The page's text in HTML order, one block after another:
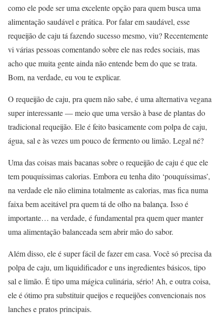
como ele pode ser uma excelente opção para quem busca uma
alimentação saudável e prática. Por falar em saudável, esse
requeijão de caju tá fazendo sucesso mesmo, viu? Recentemente
vi várias pessoas comentando sobre ele nas redes sociais, mas
acho que muita gente ainda não entende bem do que se trata.
Bom, na verdade, eu vou te explicar.
O requeijão de caju, pra quem não sabe, é uma alternativa vegana
super interessante — meio que uma versão à base de plantas do
tradicional requeijão. Ele é feito basicamente com polpa de caju,
água, sal e às vezes um pouco de fermento ou limão. Legal né?
Uma das coisas mais bacanas sobre o requeijão de caju é que ele
tem pouquíssimas calorias. Embora eu tenha dito ‘pouquíssimas’,
na verdade ele não elimina totalmente as calorias, mas fica numa
faixa bem aceitável pra quem tá de olho na balança. Isso é
importante… na verdade, é fundamental pra quem quer manter
uma alimentação balanceada sem abrir mão do sabor.
Além disso, ele é super fácil de fazer em casa. Você só precisa da
polpa de caju, um liquidificador e uns ingredientes básicos, tipo
sal e limão. É tipo uma mágica culinária, sério! Ah, e outra coisa,
ele é ótimo pra substituir queijos e requeijões convencionais nos
lanches e pratos principais.